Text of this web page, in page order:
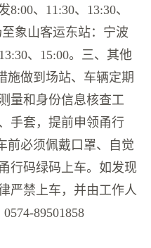
、11:30、13:30、
象山客运东站：宁波
、15:00。三、其他
施做到场站、车辆定期
量和身份信息核查工
手套，提前申领甬行
前必须佩戴口罩、自觉
行码绿码上车。如发现
严禁上车，并由工作人
89501858